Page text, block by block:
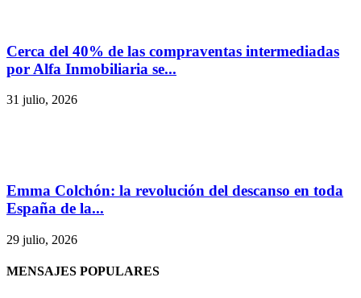
Cerca del 40% de las compraventas intermediadas
por Alfa Inmobiliaria se...
31 julio, 2026
Emma Colchón: la revolución del descanso en toda
España de la...
29 julio, 2026
MENSAJES POPULARES